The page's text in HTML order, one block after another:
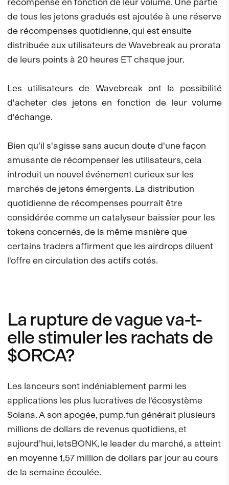
de tous les jetons gradués est ajoutée à une réserve
de récompenses quotidienne, qui est ensuite
distribuée aux utilisateurs de Wavebreak au prorata
de leurs points à 20 heures ET chaque jour.
Les utilisateurs de Wavebreak ont la possibilité
d'acheter des jetons en fonction de leur volume
d'échange.
Bien qu'il s'agisse sans aucun doute d'une façon
amusante de récompenser les utilisateurs, cela
introduit un nouvel événement curieux sur les
marchés de jetons émergents. La distribution
quotidienne de récompenses pourrait être
considérée comme un catalyseur baissier pour les
tokens concernés, de la même manière que
certains traders affirment que les airdrops diluent
l'offre en circulation des actifs cotés.
La rupture de vague va-t-
elle stimuler les rachats de
$ORCA?
Les lanceurs sont indéniablement parmi les
applications les plus lucratives de l'écosystème
Solana. A son apogée, pump.fun générait plusieurs
millions de dollars de revenus quotidiens, et
aujourd’hui, letsBONK, le leader du marché, a atteint
en moyenne 1,57 million de dollars par jour au cours
de la semaine écoulée.